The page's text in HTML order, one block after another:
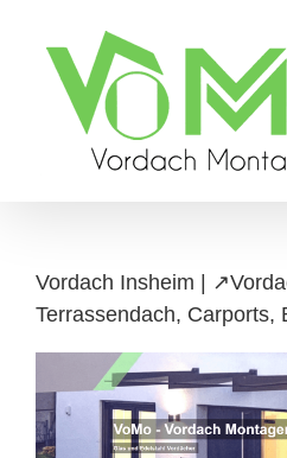
content
Vordach Insheim |
Terrassendach, Carports,